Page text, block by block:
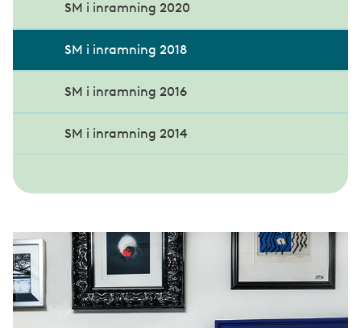
Miljö
Teknik
Om tidningen
Vinnare av Glaspärlan
Vinnare av Glaspriset
SM i inramning 2020
SM i inramning 2018
SM i inramning 2016
SM i inramning 2014